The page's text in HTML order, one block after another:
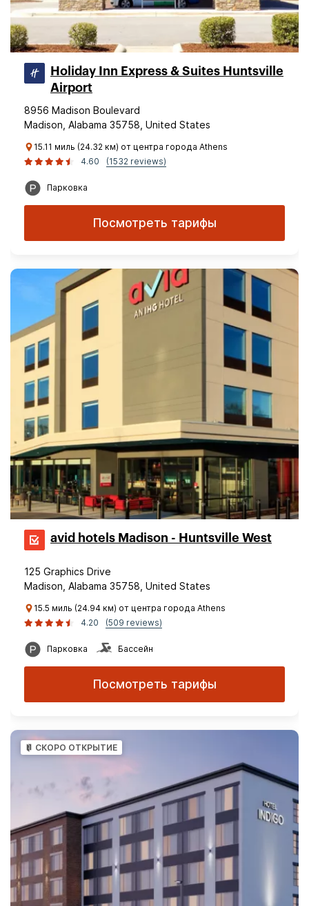
Holiday Inn Express & Suites Huntsville
Airport
8956 Madison Boulevard
Madison, Alabama 35758, United States
15.11 миль (24.32 км) от центра города Athens
4.60
(1532 reviews)
Парковка
Посмотреть тарифы
avid hotels Madison - Huntsville West
125 Graphics Drive
Madison, Alabama 35758, United States
15.5 миль (24.94 км) от центра города Athens
4.20
(509 reviews)
Парковка Бассейн
Посмотреть тарифы
СКОРО ОТКРЫТИЕ